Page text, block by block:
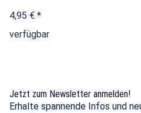
4,95 € *
verfügbar
Jetzt zum Newsletter anmelden!
Erhalte spannende Infos und